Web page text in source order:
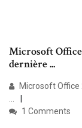
Microsoft
dernière ...
Microsoft Office
...
1 Comments